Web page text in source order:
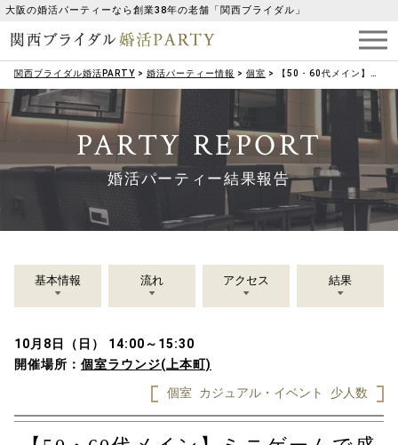
大阪の婚活パーティーなら創業38年の老舗「関西ブライダル」
関西ブライダル婚活PARTY > 婚活パーティー情報 > 個室 > 【50・60代メイン】ミニゲームで盛り上がろう！ハロウィンお菓子プレゼント♡
PARTY REPORT
婚活パーティー結果報告
基本情報 流れ アクセス 結果
10月8日（日） 14:00～15:30
開催場所： 個室ラウンジ(上本町)
個室
カジュアル・イベント 少人数